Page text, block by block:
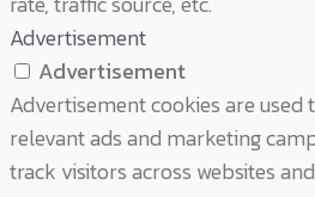
Advertisement
Advertisement
Advertisement cookies are
relevant ads and marketing
track visitors across websites